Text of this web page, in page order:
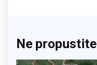
Ne propustite